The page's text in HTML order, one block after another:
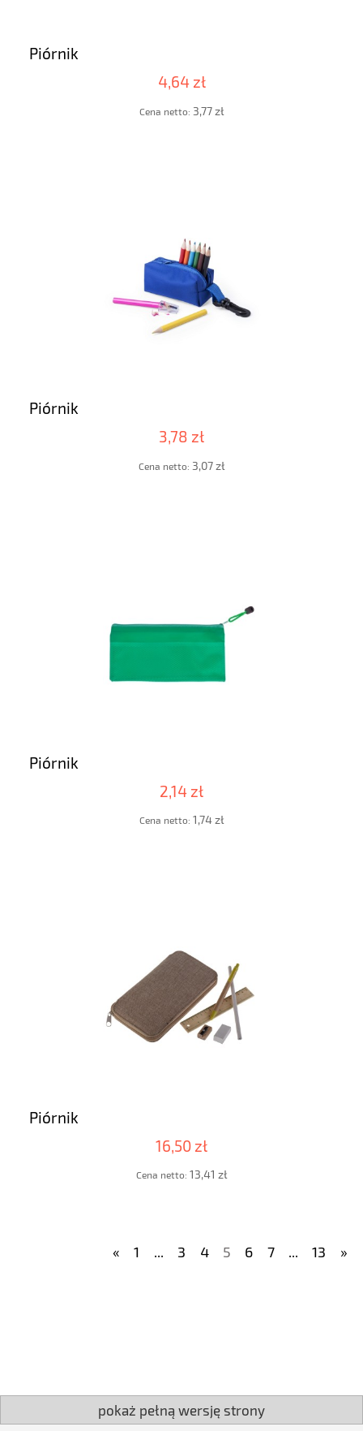
Piórnik
4,64 zł
Cena netto: 3,77 zł
Piórnik
3,78 zł
Cena netto: 3,07 zł
Piórnik
2,14 zł
Cena netto: 1,74 zł
Piórnik
16,50 zł
Cena netto: 13,41 zł
« 1 ... 3 4 5 6 7 ... 13 »
pokaż pełną wersję strony